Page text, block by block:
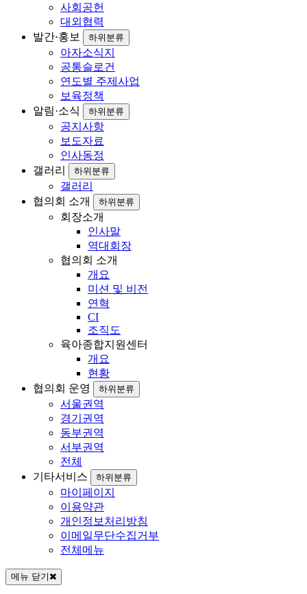
사회공헌
대외협력
발간·홍보
하위분류
아자소식지
공통슬로건
연도별 주제사업
보육정책
알림·소식
하위분류
공지사항
보도자료
인사동정
갤러리
하위분류
갤러리
협의회 소개
하위분류
회장소개
인사말
역대회장
협의회 소개
개요
미션 및 비전
연혁
CI
조직도
육아종합지원센터
개요
현황
협의회 운영
하위분류
서울권역
경기권역
동부권역
서부권역
전체
기타서비스
하위분류
마이페이지
이용약관
개인정보처리방침
이메일무단수집거부
전체메뉴
메뉴 닫기